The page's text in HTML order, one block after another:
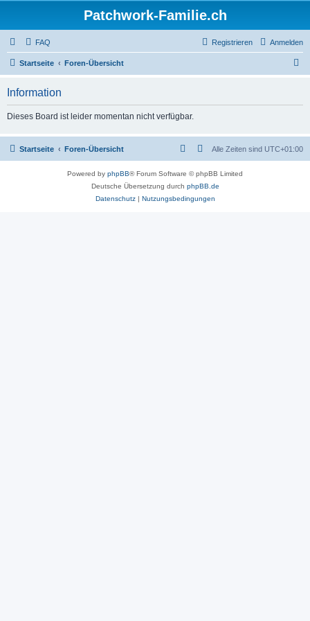
Patchwork-Familie.ch
FAQ Anmelden
Registrieren
Startseite Foren-Übersicht
Information
Dieses Board ist leider momentan nicht verfügbar.
Startseite Foren-Übersicht Alle Zeiten sind UTC+01:00
Powered by phpBB® Forum Software © phpBB Limited
Deutsche Übersetzung durch phpBB.de
Datenschutz| Nutzungsbedingungen